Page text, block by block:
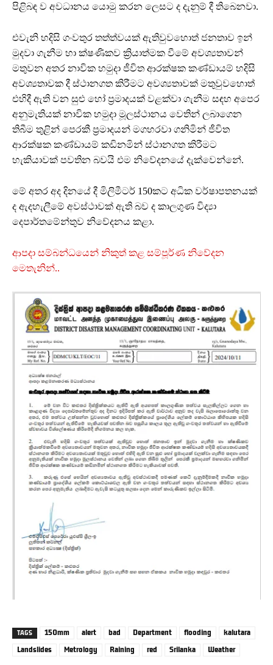
පිළිබඳ ව අවධානය යොමු කරන ලෙසට ද දැනුම් දී තිබෙනවා.
එවැනි හදිසි ගංවතුර තත්ත්වයක් ඇතිවුවහොත් ජනතාව ඉන්
මුදවා ගැනීම හා ක්ෂණිකව ක්‍රියාත්මක වීමේ අවශ්‍යතාවන්
මතුවන අතර නාවික හමුදා ජීවිත ආරක්ෂක කණ්ඩායම් හදිසි
අවශ්‍යතාවක දී ස්ථානගත කිරීමට අවශ්‍යතාවක් මතුවුවහොත්
එහිදී ඇති වන සුළු හෝ ප්‍රමාදයක් වළක්වා ගැනීම සඳහ අපෙර
අනුමැතියක් නාවික හමුදා මූලස්ථානය වෙතින් ලබාගෙන
තිබීම තුළින් පෙරකී ප්‍රමාදයන් මගහරවා ගනිමින් ජීවිත
ආරක්ෂක කණ්ඩායම් කඩිනමින් ස්ථානගත කිරීමට
හැකියාවක් පවතින බවයි එම නිවේදනයේ දැක්වෙන්නේ.
මේ අතර අද දිනයේ දී මිලිමීටර් 150කට අධික වර්ෂාපතනයක්
ද ඇදහැලීමේ අවස්ථාවක් ඇති බව ද කාලගුණ විද්‍යා
දෙපාර්තමේන්තුව නිවේදනය කළා.
ආපදා සම්බන්ධයෙන් නිකුත් කළ සම්පූර්ණ නිවේදන
මෙතැනින්..
TAGS 150mm alert bad Department flooding
kalutara
Landslides
Metrology Raining red Srilanka Weather